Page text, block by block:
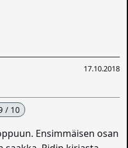
17.10.2018
/ 10
Ensimmäisen osan